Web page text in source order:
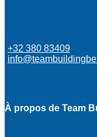
+32 380 83409
À propos de Team